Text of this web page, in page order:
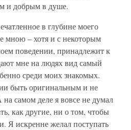
и добрым в душе.
в глубине моего
мною – хотя и с некоторым
поведении, принадлежит к
мне на людях вид самый
среди моих знакомых.
быть оригинальным и не
на самом деле я вовсе не думал
как другие, ни о том, чтобы
Я искренне желал поступать